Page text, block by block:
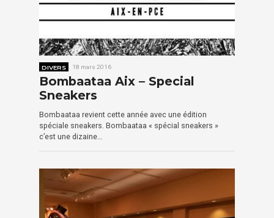
DIVERS 18 mars 2016
Bombaataa Aix – Special
Sneakers
Bombaataa revient cette année avec une édition
spéciale sneakers. Bombaataa « spécial sneakers »
c’est une dizaine…